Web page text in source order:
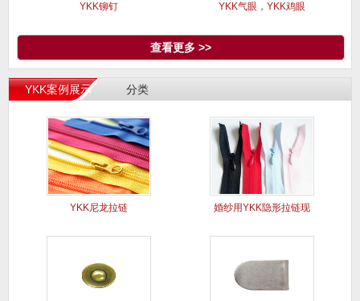
YKK铆钉 YKK气眼，YKK鸡眼
查看更多 >>
YKK案例展示 分类
YKK尼龙拉链 婚纱用YKK隐形拉链现